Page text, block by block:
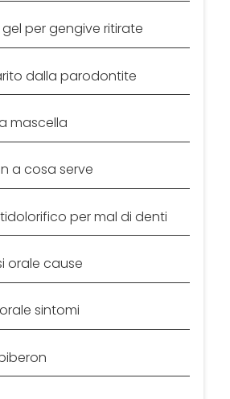
per gengive ritirate
dalla parodontite
mascella
a cosa serve
per mal di denti
orale cause
sintomi